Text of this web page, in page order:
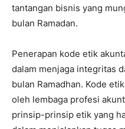
tantangan bisnis yang
bulan Ramadan.
Penerapan kode etik
dalam menjaga integritas
bulan Ramadhan. Kode
oleh lembaga profesi
prinsip-prinsip etik yang